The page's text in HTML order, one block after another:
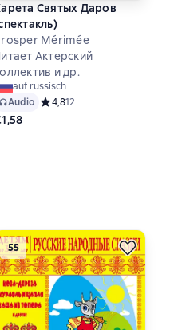
Святых Даров
Mérimée
Актерский
и др.
auf russisch
Audio Средний рейтинг 4,8 на
4,812
55